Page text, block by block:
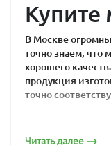
В Москве
точно знаем, что
хорошего
продукция
точно
Читать далее